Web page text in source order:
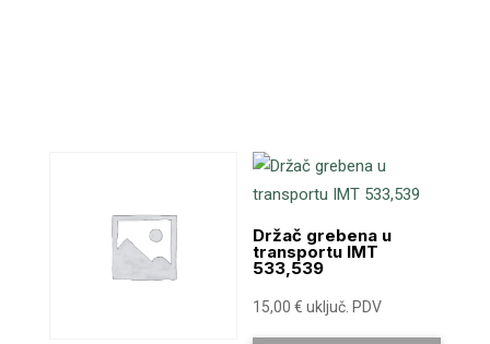
Držač grebena u
transportu IMT
533,539
15,00€ uključ. PDV